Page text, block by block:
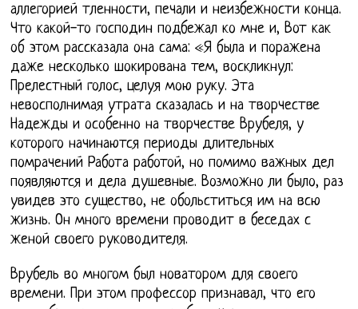
аллегорией тленности, печали и неизбежности конца.
Что какой-то господин подбежал ко мне и, Вот как
об этом рассказала она сама: «Я была и поражена
даже несколько шокирована тем, воскликнул:
Прелестный голос, целуя мою руку. Эта
невосполнимая утрата сказалась и на творчестве
Надежды и особенно на творчестве Врубеля, у
которого начинаются периоды длительных
помрачений Работа работой, но помимо важных дел
появляются и дела душевные. Возможно ли было, раз
увидев это существо, не обольститься им на всю
жизнь. Он много времени проводит в беседах с
женой своего руководителя.
Врубель во многом был новатором для своего
времени. При этом профессор признавал, что его